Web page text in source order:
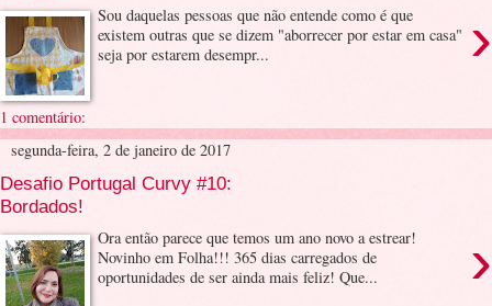
›
Sou daquelas pessoas que não entende como é que
existem outras que se dizem "aborrecer por estar em casa"
seja por estarem desempr...
1 comentário:
segunda-feira, 2 de janeiro de 2017
Desafio Portugal Curvy #10:
Bordados!
›
Ora então parece que temos um ano novo a estrear!
Novinho em Folha!!! 365 dias carregados de
oportunidades de ser ainda mais feliz! Que...